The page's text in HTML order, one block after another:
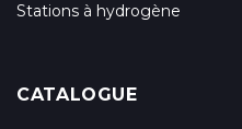
Stations à hydrogène
CATALOGUE